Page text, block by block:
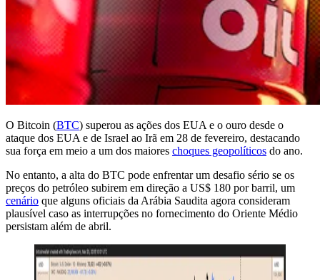
O Bitcoin (BTC) superou as ações dos EUA e o ouro desde o
ataque dos EUA e de Israel ao Irã em 28 de fevereiro, destacando
sua força em meio a um dos maiores choques geopolíticos do ano.
No entanto, a alta do BTC pode enfrentar um desafio sério se os
preços do petróleo subirem em direção a US$ 180 por barril, um
cenário que alguns oficiais da Arábia Saudita agora consideram
plausível caso as interrupções no fornecimento do Oriente Médio
persistam além de abril.